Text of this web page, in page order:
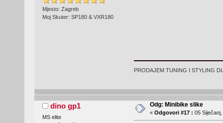
Mjesto: Zagreb
Moj Skuter: SP180 & VXR180
PRODAJEM TUNING I STYLING
dino gp1
MS elite
Odg: Minibike slike
« Odgovori #17 : 05